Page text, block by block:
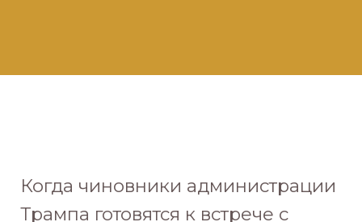
Когда чиновники администрации
Трампа готовятся к встрече с